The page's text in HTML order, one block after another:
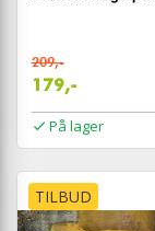
209,-
179,-
På lager
TILBUD